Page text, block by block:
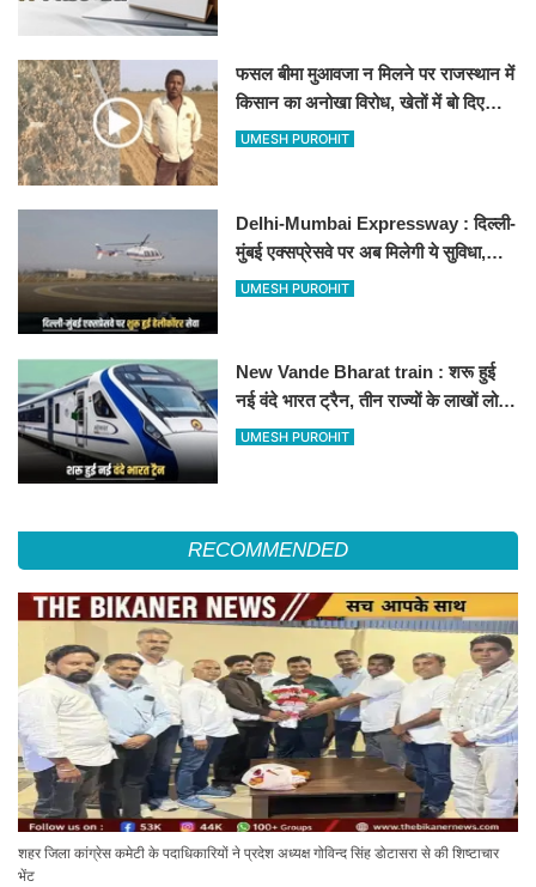
फसल बीमा मुआवजा न मिलने पर राजस्थान में
किसान का अनोखा विरोध, खेतों में बो दिए
500-500 रुपए के नोट, वीडियो वायरल
UMESH PUROHIT
Delhi-Mumbai Expressway : दिल्ली-
मुंबई एक्सप्रेसवे पर अब मिलेगी ये सुविधा,
हेलीकॉप्टर सर्विस से तुरंत घायल पहुंचेगा
UMESH PUROHIT
New Vande Bharat train : शरू हुई
नई वंदे भारत ट्रैन, तीन राज्यों के लाखों लोगों
का सफर होगा आसान, देखें पूरा रूटमैप
UMESH PUROHIT
RECOMMENDED
शहर जिला कांग्रेस कमेटी के पदाधिकारियों ने प्रदेश अध्यक्ष गोविन्द सिंह डोटासरा से की शिष्टाचार
भेंट